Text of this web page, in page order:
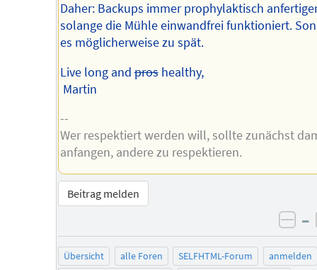
Daher: Backups immer prophylaktisch
solange die Mühle einwandfrei funktioniert.
es möglicherweise zu spät.
Live long andproshealthy,
Martin
--
Wer respektiert werden will, sollte zunächst
anfangen, andere zu respektieren.
Beitrag melden
–
Übersicht alle Foren SELFHTML-Forum
anmelden